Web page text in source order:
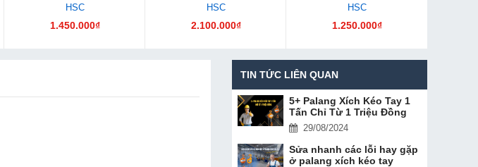
HSC
1.450.000₫
HSC
2.100.000₫
HSC
1.250.000₫
TIN TỨC LIÊN QUAN
5+ Palang Xích Kéo Tay 1
Tấn Chỉ Từ 1 Triệu Đồng
29/08/2024
Sửa nhanh các lỗi hay gặp
ở palang xích kéo tay